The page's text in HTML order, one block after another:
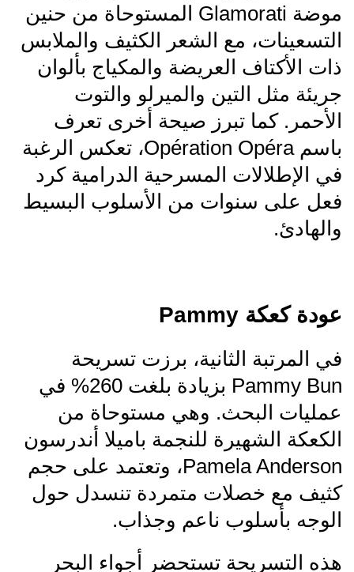
موضة Glamorati المستوحاة من حنين
التسعينات، مع الشعر الكثيف والملابس
ذات الأكتاف العريضة والمكياج بألوان
جريئة مثل التين والميرلو والتوت
الأحمر. كما تبرز صيحة أخرى تعرف
باسم Opération Opéra، تعكس الرغبة
في الإطلالات المسرحية الدرامية كرد
فعل على سنوات من الأسلوب البسيط
والهادئ.
عودة كعكة Pammy
في المرتبة الثانية، برزت تسريحة
Pammy Bun بزيادة بلغت 260% في
عمليات البحث. وهي مستوحاة من
الكعكة الشهيرة للنجمة باميلا أندرسون
Pamela Anderson، وتعتمد على حجم
كثيف مع خصلات متمردة تنسدل حول
الوجه بأسلوب ناعم وجذاب.
هذه التسريحة تستحضر أجواء البحر